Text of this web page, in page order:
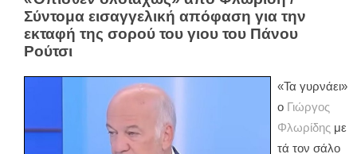
Σύντομα εισαγγελική απόφαση για την
εκταφή της σορού του γιου του Πάνου
Ρούτσι
«Τα γυρνάει»
ο Γιώργος
Φλωρίδης με
τά τον σάλο